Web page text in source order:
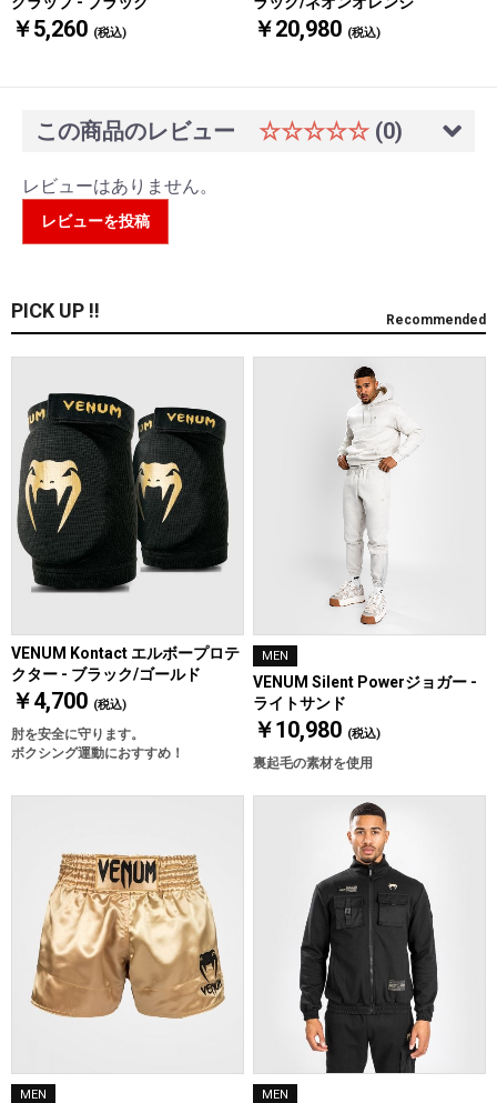
￥5,260 (税込) ￥20,980 (税込)
この商品のレビュー ☆☆☆☆☆ (0)
レビューはありません。
レビューを投稿
PICK UP !! Recommended
VENUM Kontact エルボープロテ
クター - ブラック/ゴールド
￥4,700 (税込)
肘を安全に守ります。
ボクシング運動におすすめ！
MEN
VENUM Silent Powerジョガー -
ライトサンド
￥10,980 (税込)
裏起毛の素材を使用
MEN MEN